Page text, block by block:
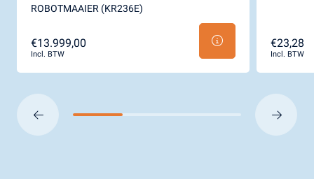
ROBOTMAAIER (KR236E)
€13.999,00
Incl. BTW
€23,28
Incl. BTW